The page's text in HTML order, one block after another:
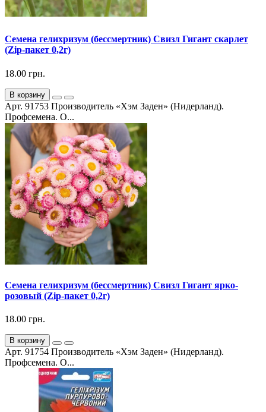
Семена гелихризум (бессмертник) Свизл Гигант скарлет
(Zip-пакет 0,2г)
18.00 грн.
В корзину
Арт. 91753 Производитель «Хэм Заден» (Нидерланд).
Профсемена. О...
Семена гелихризум (бессмертник) Свизл Гигант ярко-
розовый (Zip-пакет 0,2г)
18.00 грн.
В корзину
Арт. 91754 Производитель «Хэм Заден» (Нидерланд).
Профсемена. О...